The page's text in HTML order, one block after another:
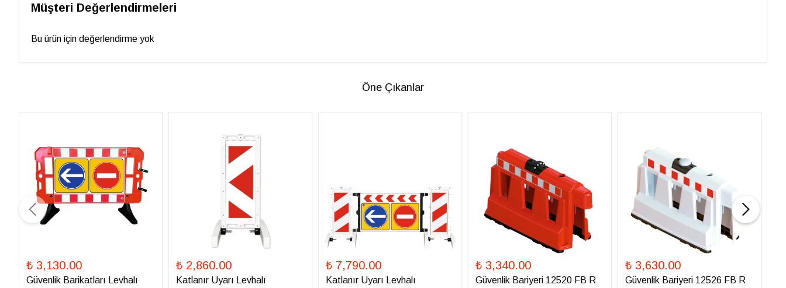
Müşteri Değerlendirmeleri
Bu ürün için değerlendirme yok
Öne Çıkanlar
₺ 3,130.00
Güvenlik Barikatları Levhalı
₺ 2,860.00
Katlanır Uyarı Levhalı
₺ 7,790.00
Katlanır Uyarı Levhalı
₺ 3,340.00
Güvenlik Bariyeri 12520 FB R
₺ 3,630.00
Güvenlik Bariyeri 12526 FB R